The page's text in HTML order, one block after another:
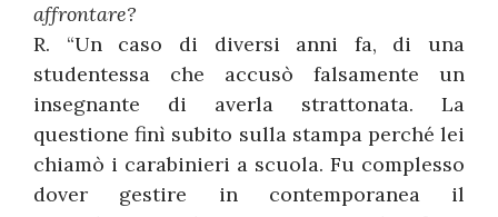
affrontare?
R. “Un caso di diversi anni fa, di una
studentessa che accusò falsamente un
insegnante di averla strattonata. La
questione finì subito sulla stampa perché lei
chiamò i carabinieri a scuola. Fu complesso
dover gestire in contemporanea il